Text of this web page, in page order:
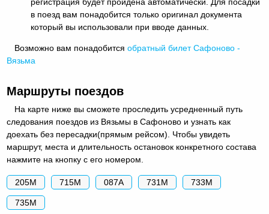
в поезд вам понадобится только оригинал документа
который вы использовали при вводе данных.
Возможно вам понадобитсяобратный билет Сафоново -
Вязьма
Маршруты поездов
На карте ниже вы сможете проследить усредненный путь
следования поездов из Вязьмы в Сафоново и узнать как
доехать без пересадки(прямым рейсом). Чтобы увидеть
маршрут, места и длительность остановок конкретного состава
нажмите на кнопку с его номером.
205М 715М 087А 731М 733М
735М